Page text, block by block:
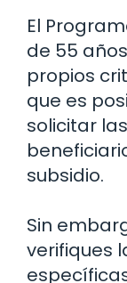
El
de 55
propios
que es
solicitar
subsidio.
Sin
verifiques